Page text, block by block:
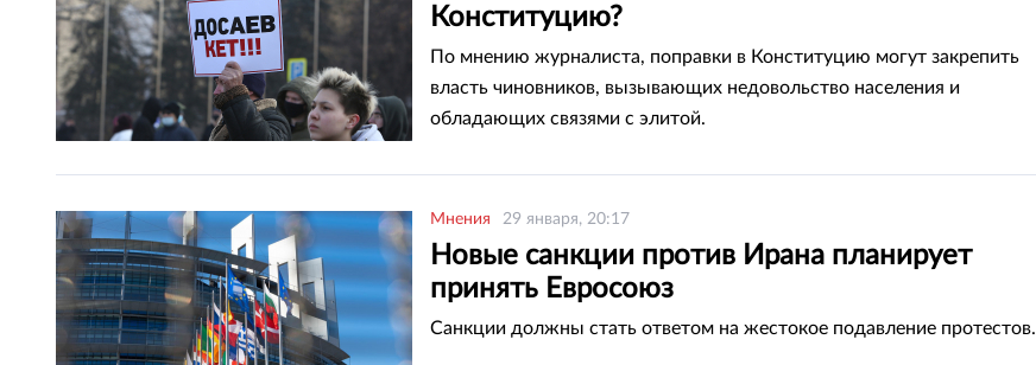
Конституцию?
По мнению журналиста, поправки в Конституцию могут закрепить
власть чиновников, вызывающих недовольство населения и
обладающих связями с элитой.
Мнения 29 января, 20:17
Новые санкции против Ирана планирует
принять Евросоюз
Санкции должны стать ответом на жестокое подавление протестов.